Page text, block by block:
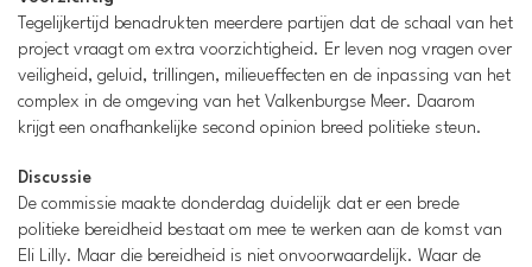
Tegelijkertijd benadrukten meerdere partijen dat de schaal van het
project vraagt om extra voorzichtigheid. Er leven nog vragen over
veiligheid, geluid, trillingen, milieueffecten en de inpassing van het
complex in de omgeving van het Valkenburgse Meer. Daarom
krijgt een onafhankelijke second opinion breed politieke steun.
Discussie
De commissie maakte donderdag duidelijk dat er een brede
politieke bereidheid bestaat om mee te werken aan de komst van
Eli Lilly. Maar die bereidheid is niet onvoorwaardelijk. Waar de